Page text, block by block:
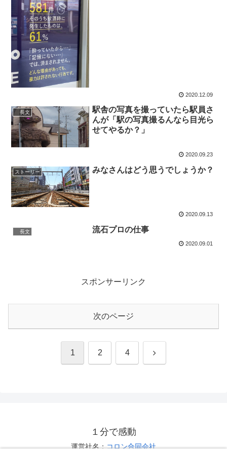
2020.12.09
長文
駅舎の写真を撮っていたら駅員さ
んが「駅の写真撮るんなら目光ら
せてやるか？」
2020.09.23
ストーリー みなさんはどう思うでしょうか？
2020.09.13
長文 流石プロの仕事
2020.09.01
スポンサーリンク
次のページ
1 2 4 次
１分で感動
運営社名：コロン合同会社